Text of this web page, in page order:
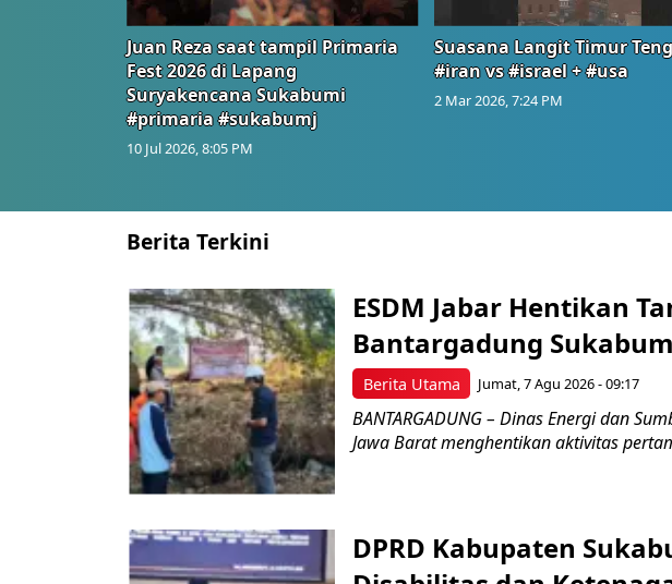
Juan Reza saat tampil Primaria
Fest 2026 di Lapang
Suryakencana Sukabumi
#primaria #sukabumj
10 Jul 2026, 8:05 PM
Suasana Langit Timur
#iran vs #israel + #usa
2 Mar 2026, 7:24 PM
Berita Terkini
Berita Utama
ESDM Jabar Hentikan
Bantargadung
Jumat, 7 Agu 2026 - 09:17
BANTARGADUNG – Dinas Energi dan
Jawa Barat menghentikan aktivitas
DPRD Kabupaten